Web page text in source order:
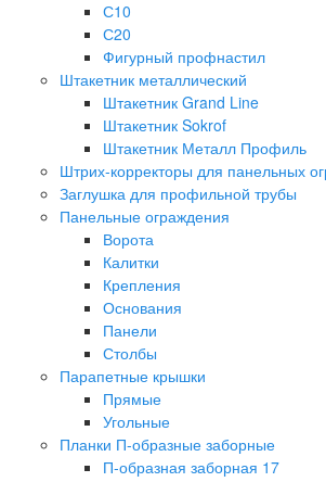
С10
С20
Фигурный профнастил
Штакетник металлический
Штакетник Grand Line
Штакетник Sokrof
Штакетник Металл Профиль
Штрих-корректоры для панельных
Заглушка для профильной трубы
Панельные ограждения
Ворота
Калитки
Крепления
Основания
Панели
Столбы
Парапетные крышки
Прямые
Угольные
Планки П-образные заборные
П-образная заборная 17